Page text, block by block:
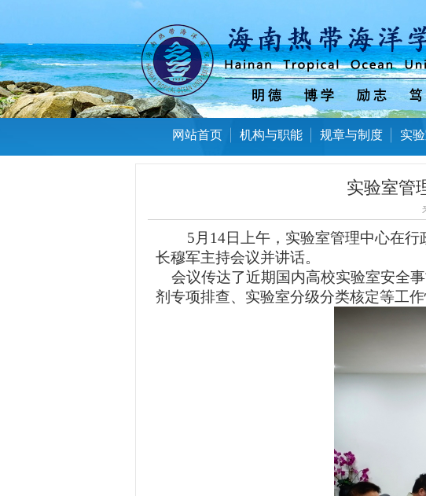
网站首页 机构与职能 规章与制度 实
实验室管
5 月 14日上午，实验室管理中心在行
长穆军主持会议并讲话。
会议传达了近期国内高校实验室安全
剂专项排查、实验室分级分类核定等工